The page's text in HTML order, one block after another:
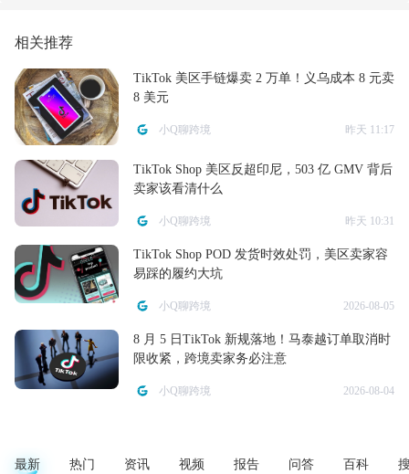
相关推荐
TikTok 美区手链爆卖 2 万单！义乌成本 8 元卖
8 美元
小Q聊跨境 昨天 11:17
TikTok Shop 美区反超印尼，503 亿 GMV 背后
卖家该看清什么
小Q聊跨境 昨天 10:31
TikTok Shop POD 发货时效处罚，美区卖家容
易踩的履约大坑
小Q聊跨境 2026-08-05
8 月 5 日TikTok 新规落地！马泰越订单取消时
限收紧，跨境卖家务必注意
小Q聊跨境 2026-08-04
最新 热门 资讯 视频 报告 问答 百科